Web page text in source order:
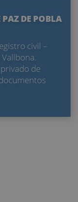
DE POBLA
civil –
Vallbona.
de